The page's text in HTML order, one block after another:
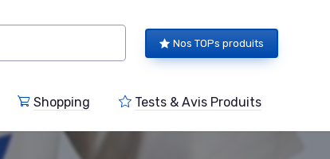
Nos TOPs produits
Shopping Tests & Avis Produits